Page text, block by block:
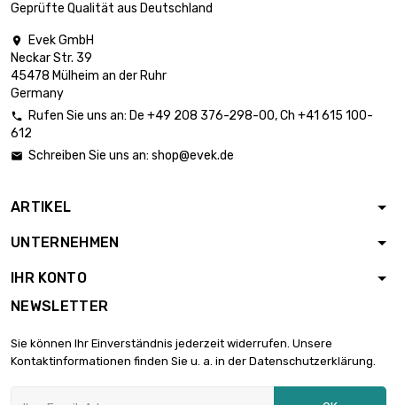
Länge : 1 Meter
Durchmesser : 15mm
Durchmesser : 16mm
56,76 €
Durchmesser : 17mm
Länge : 1 Meter
Geprüfte Qualität aus Deutschland

Evek GmbH
Neckar Str. 39
45478 Mülheim an der Ruhr
Germany
 Rufen Sie uns an: De +49 208 376-298-00, Ch +41 615 100-
612
 Schreiben Sie uns an: shop@evek.de
ARTIKEL
UNTERNEHMEN
IHR KONTO
NEWSLETTER
Sie können Ihr Einverständnis jederzeit widerrufen. Unsere
Kontaktinformationen finden Sie u. a. in der Datenschutzerklärung.